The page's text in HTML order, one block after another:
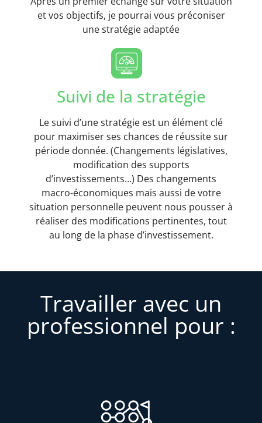
et vos objectifs, je pourrai vous préconiser
une stratégie adaptée
Suivi de la stratégie
Le suivi d’une stratégie est un élément clé
pour maximiser ses chances de réussite sur
période donnée. (Changements législatives,
modification des supports
d’investissements…) Des changements
macro-économiques mais aussi de votre
situation personnelle peuvent nous pousser à
réaliser des modifications pertinentes, tout
au long de la phase d’investissement.
Travailler avec un
professionnel pour :